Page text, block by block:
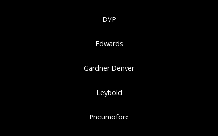
DVP
Edwards
Gardner Denver
Leybold
Pneumofore